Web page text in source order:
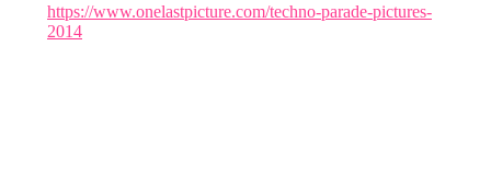
https://www.onelastpicture.com/techno-parade-pictures-
2014